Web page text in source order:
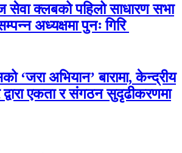
सेवा क्लबको पहिलो साधारण सभा
अध्यक्षमा पुनः गिरि
‘जरा अभियान’ बारामा, केन्द्रीय
द्वारा एकता र संगठन सुदृढीकरणमा